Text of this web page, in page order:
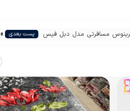
مسافرتی مدل دبل فیس پست بعدی »